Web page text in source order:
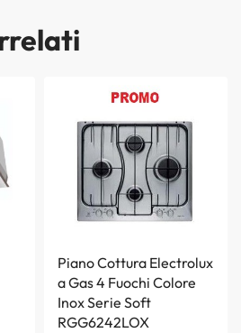
Piano Cottura Electrolux
a Gas 4 Fuochi Colore
Inox Serie Soft
RGG6242LOX